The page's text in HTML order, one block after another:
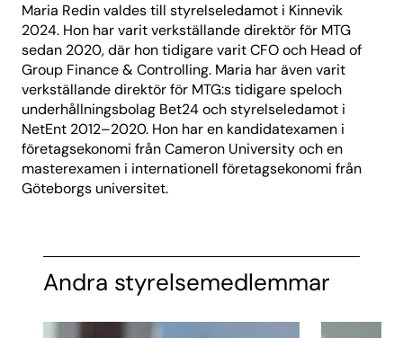
Maria Redin valdes till styrelseledamot i Kinnevik
2024. Hon har varit verkställande direktör för MTG
sedan 2020, där hon tidigare varit CFO och Head of
Group Finance & Controlling. Maria har även varit
verkställande direktör för MTG:s tidigare speloch
underhållningsbolag Bet24 och styrelseledamot i
NetEnt 2012–2020. Hon har en kandidatexamen i
företagsekonomi från Cameron University och en
masterexamen i internationell företagsekonomi från
Göteborgs universitet.
Andra styrelsemedlemmar